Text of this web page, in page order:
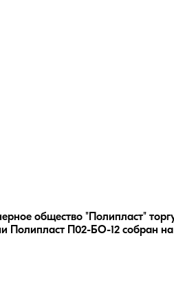
общество "Полипласт"
Полипласт П02-БО-12 собран